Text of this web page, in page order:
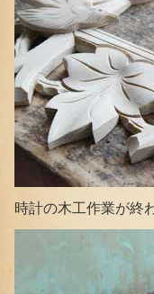
時計の木工作業が終